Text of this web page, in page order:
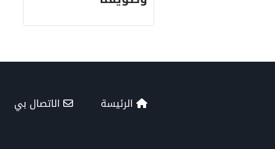
الرئيسة الاتصال بي